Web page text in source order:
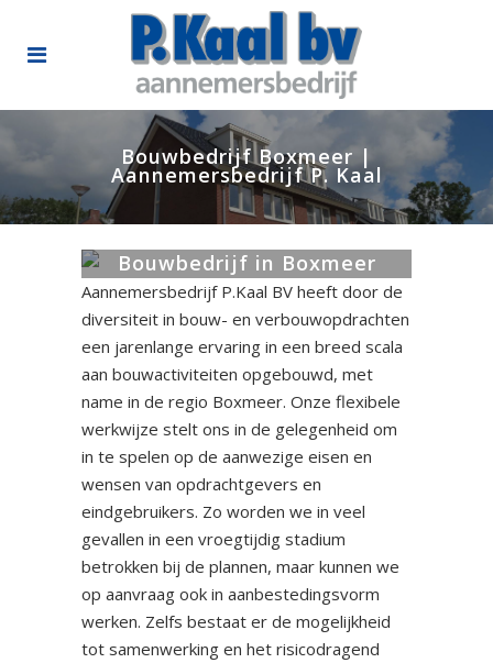
Bouwbedrijf Boxmeer |
Aannemersbedrijf P. Kaal
Bouwbedrijf in Boxmeer
Aannemersbedrijf P.Kaal BV heeft door de
diversiteit in bouw- en verbouwopdrachten
een jarenlange ervaring in een breed scala
aan bouwactiviteiten opgebouwd, met
name in de regio Boxmeer. Onze flexibele
werkwijze stelt ons in de gelegenheid om
in te spelen op de aanwezige eisen en
wensen van opdrachtgevers en
eindgebruikers. Zo worden we in veel
gevallen in een vroegtijdig stadium
betrokken bij de plannen, maar kunnen we
op aanvraag ook in aanbestedingsvorm
werken. Zelfs bestaat er de mogelijkheid
tot samenwerking en het risicodragend